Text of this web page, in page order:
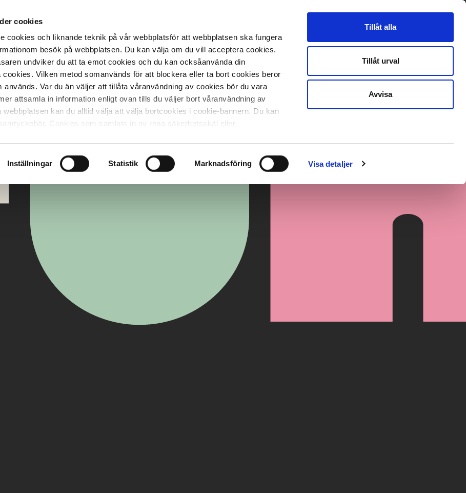
cookies
cookies och liknande teknik på vår webbplatsför att webbplatsen ska fungera
besök på webbplatsen. Du kan välja om du vill acceptera cookies.
undviker du att ta emot cookies och du kan ocksåanvända din
cookies. Vilken metod somanvänds för att blockera eller ta bort cookies beror
används. Var du än väljer att tillåta våranvändning av cookies bör du vara
attsamla in information enligt ovan tills du väljer bort våranvändning av
webbplatsen kan du alltid välja att välja bortcookies i cookie-bannern. Du kan
Cookies som samlats in av rena säkerhetsskäl eller
Inställningar Statistik Marknadsföring Visa detaljer
Tillåt alla
Tillåt urval
Avvisa